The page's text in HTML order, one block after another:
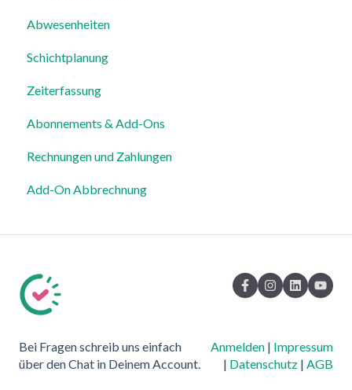
Abwesenheiten
Schichtplanung
Zeiterfassung
Abonnements & Add-Ons
Rechnungen und Zahlungen
Add-On Abbrechnung
Bei Fragen schreib uns einfach
über den Chat in Deinem Account.
Anmelden | Impressum
| Datenschutz | AGB